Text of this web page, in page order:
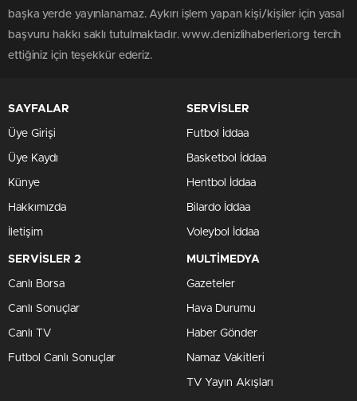
başka yerde yayınlanamaz. Aykırı işlem yapan kişi/kişiler için yasal
başvuru hakkı saklı tutulmaktadır. www.denizlihaberleri.org tercih
ettiğiniz için teşekkür ederiz.
SAYFALAR
Üye Girişi
Üye Kaydı
Künye
Hakkımızda
İletişim
SERVİSLER
Futbol İddaa
Basketbol İddaa
Hentbol İddaa
Bilardo İddaa
Voleybol İddaa
SERVİSLER 2
Canlı Borsa
Canlı Sonuçlar
Canlı TV
Futbol Canlı Sonuçlar
MULTİMEDYA
Gazeteler
Hava Durumu
Haber Gönder
Namaz Vakitleri
TV Yayın Akışları